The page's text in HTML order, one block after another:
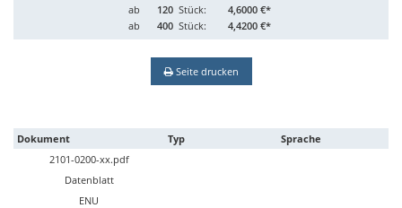
ab
120 Stück:
4,6000 €*
ab
400 Stück: 4,4200 €*
Seite drucken
Dokument Typ
Sprache
2101-0200-xx.pdf
Datenblatt
ENU